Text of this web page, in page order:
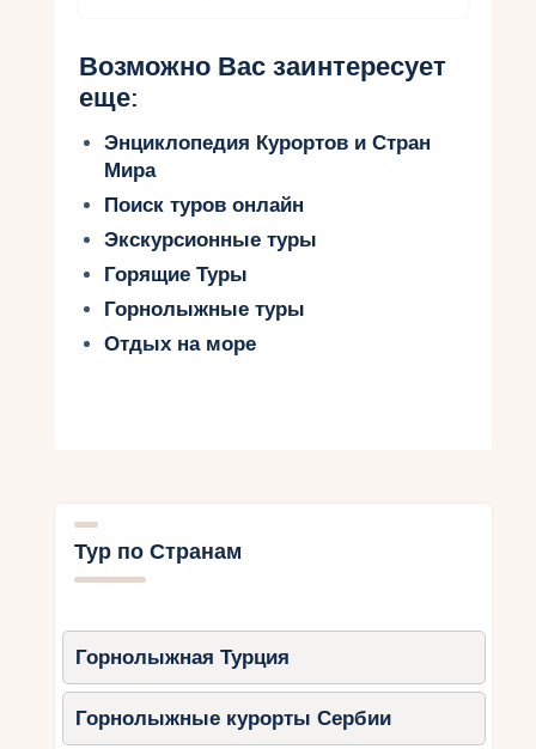
Возможно Вас заинтересует
еще:
Энциклопедия Курортов и Стран
Мира
Поиск туров онлайн
Экскурсионные туры
Горящие Туры
Горнолыжные туры
Отдых на море
Тур по Странам
Горнолыжная Турция
Горнолыжные курорты Сербии